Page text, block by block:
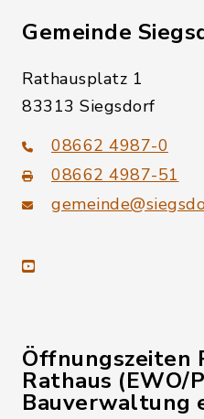
Gemeinde
Rathausplatz 1
83313 Siegsdorf
08662 4987-0
08662 4987-51
youtube
Öffnungszeiten
Rathaus (EWO/
Bauverwaltung